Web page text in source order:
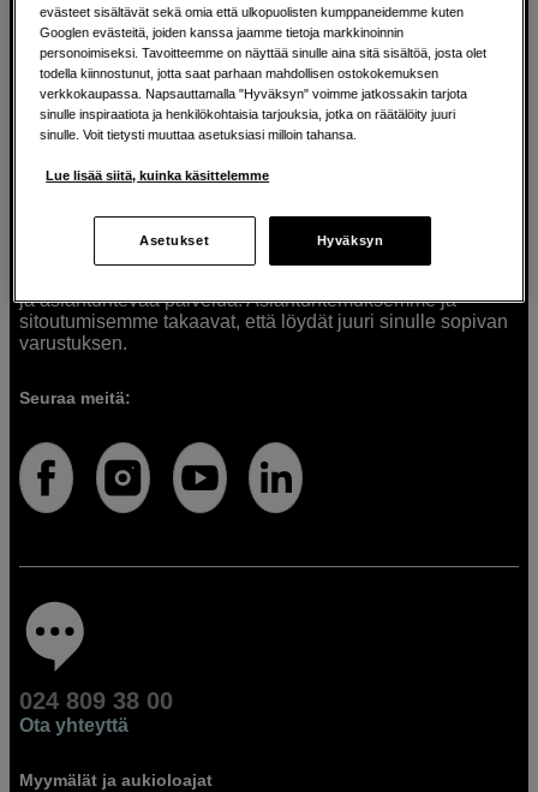
Ratkaisuja luoville ihmisille jo vuodesta
1982
Olemme Scandinavian Photolla jo yli 40 vuoden ajan
auttaneet luovia ihmisiä toteuttamaan visioitaan.
Tarjoamme inspiraatiota, asiantuntemusta ja tuotteita
muun muassa valokuvauksen, äänen, videokuvauksen ja
musiikin ja taiteen harrastajia. Oikeilla työkaluilla ideat
muuttuvat todellisuudeksi. Autamme sinua valitsemaan
ja asiantuntevaa palvelua. Asiantuntemuksemme ja
sitoutumisemme takaavat, että löydät juuri sinulle sopivan
varustuksen.
Seuraa meitä:
024 809 38 00
Ota yhteyttä
Myymälät ja aukioloajat
evästeet sisältävät sekä omia että ulkopuolisten kumppaneidemme kuten
Googlen evästeitä, joiden kanssa jaamme tietoja markkinoinnin
personoimiseksi. Tavoitteemme on näyttää sinulle aina sitä sisältöä, josta olet
todella kiinnostunut, jotta saat parhaan mahdollisen ostokokemuksen
verkkokaupassa. Napsauttamalla "Hyväksyn" voimme jatkossakin tarjota
sinulle inspiraatiota ja henkilökohtaisia tarjouksia, jotka on räätälöity juuri
sinulle. Voit tietysti muuttaa asetuksiasi milloin tahansa.
Lue lisää siitä, kuinka käsittelemme
Asetukset Hyväksyn